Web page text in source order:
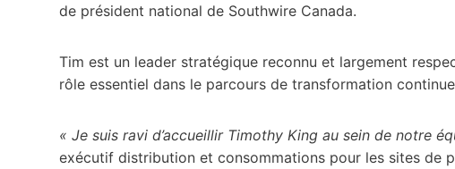
de président national de Southwire Canada.
Tim est un leader stratégique reconnu et largement
rôle essentiel dans le parcours de transformation
« Je suis ravi d’accueillir Timothy King au sein de notre
exécutif distribution et consommations pour les sites de